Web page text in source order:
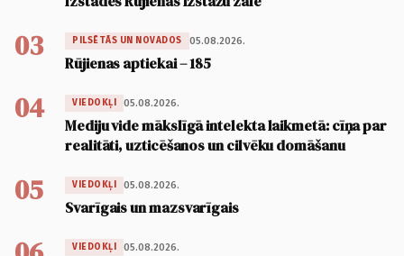
03 PILSĒTĀS UN NOVADOS 05.08.2026.
Rūjienas aptiekai – 185
04 VIEDOKĻI 05.08.2026.
Mediju vide mākslīgā intelekta laikmetā: cīņa par
realitāti, uzticēšanos un cilvēku domāšanu
05 VIEDOKĻI 05.08.2026.
Svarīgais un mazsvarīgais
VIEDOKĻI 05.08.2026.